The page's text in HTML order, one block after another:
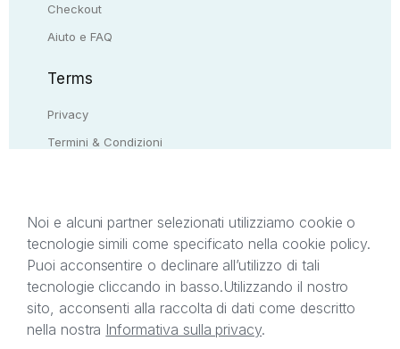
Checkout
Aiuto e FAQ
Terms
Privacy
Termini & Condizioni
Il presente sito web è di proprietà di StreetLib S.r.l.
C.F. e P.IVA 05338720963. StreetLib S.r.l. è
titolare di tutti i diritti di proprietà intellettuale
afferenti ai marchi, loghi e segni distintivi presenti
sul sito web. Si invita l’utente a prendere visione
Noi e alcuni partner selezionati utilizziamo cookie o
tecnologie simili come specificato nella cookie policy.
Puoi acconsentire o declinare all’utilizzo di tali
tecnologie cliccando in basso.Utilizzando il nostro
sito, acconsenti alla raccolta di dati come descritto
nella nostra Informativa sulla privacy.